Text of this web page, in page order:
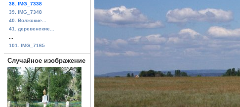
38. IMG_7338
39. IMG_7348
40. Волжские...
41. деревенские...
101. IMG_7165
Случайное изображение